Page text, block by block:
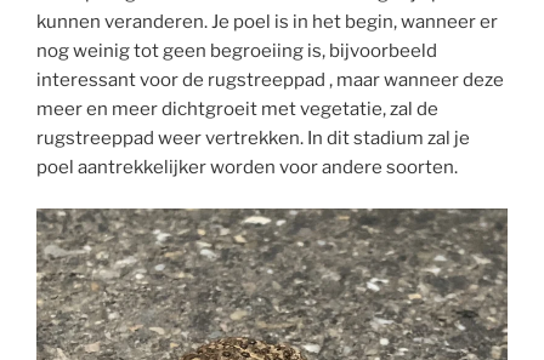
kunnen veranderen. Je poel is in het begin, wanneer er
nog weinig tot geen begroeiing is, bijvoorbeeld
interessant voor de rugstreeppad , maar wanneer deze
meer en meer dichtgroeit met vegetatie, zal de
rugstreeppad weer vertrekken. In dit stadium zal je
poel aantrekkelijker worden voor andere soorten.